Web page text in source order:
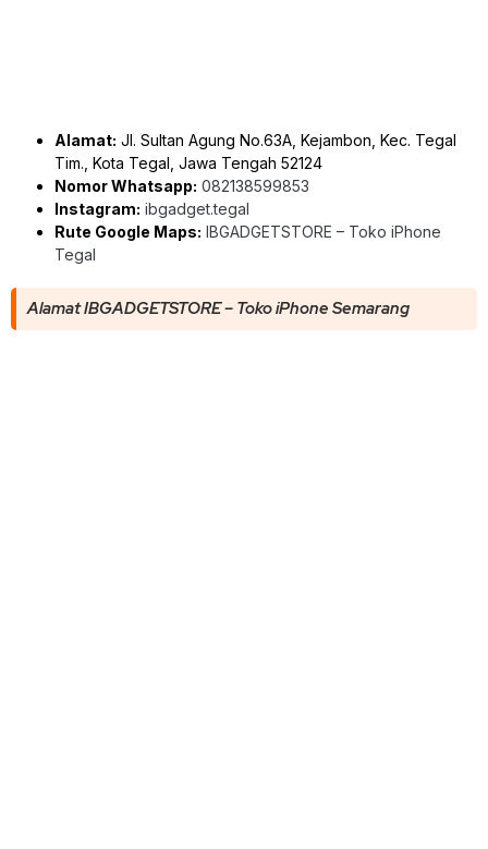
Alamat: Jl. Sultan Agung No.63A, Kejambon, Kec. Tegal
Tim., Kota Tegal, Jawa Tengah 52124
Nomor Whatsapp: 082138599853
Instagram: ibgadget.tegal
Rute Google Maps: IBGADGETSTORE – Toko iPhone
Tegal
Alamat IBGADGETSTORE – Toko iPhone Semarang